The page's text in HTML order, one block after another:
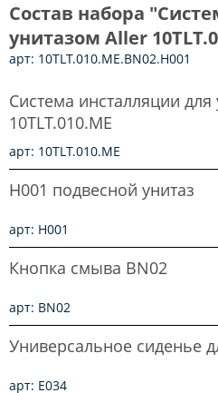
Состав набора
унитазом Aller
арт: 10TLT.010.ME.BN02.H001
Система инсталляции для
10TLT.010.ME
арт: 10TLT.010.ME
H001 подвесной унитаз
арт: H001
Кнопка смыва BN02
арт: BN02
Универсальное сиденье
арт: E034